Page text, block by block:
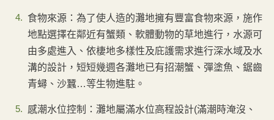
食物來源：為了使人造的灘地擁有豐富食物來源，施作
地點選擇在鄰近有蟹類、軟體動物的草地進行，水源可
由多處進入、依棲地多樣性及庇護需求進行深水域及水
溝的設計，短短幾週各灘地已有招潮蟹、彈塗魚、鋸齒
青蟳、沙蠶…等生物進駐。
感潮水位控制：灘地屬滿水位高程設計(滿潮時淹沒、